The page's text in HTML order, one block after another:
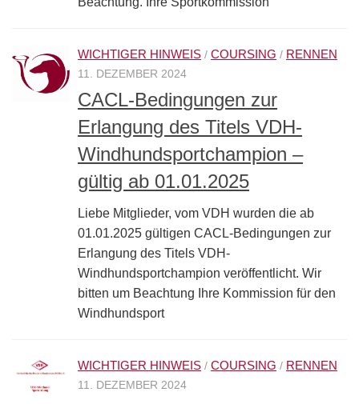
WICHTIGER HINWEIS / COURSING / RENNEN
11. DEZEMBER 2024
CACL-Bedingungen zur
Erlangung des Titels VDH-
Windhundsportchampion –
gültig ab 01.01.2025
Liebe Mitglieder, vom VDH wurden die ab
01.01.2025 gültigen CACL-Bedingungen zur
Erlangung des Titels VDH-
Windhundsportchampion veröffentlicht. Wir
bitten um Beachtung Ihre Kommission für den
Windhundsport
WICHTIGER HINWEIS / COURSING / RENNEN
11. DEZEMBER 2024